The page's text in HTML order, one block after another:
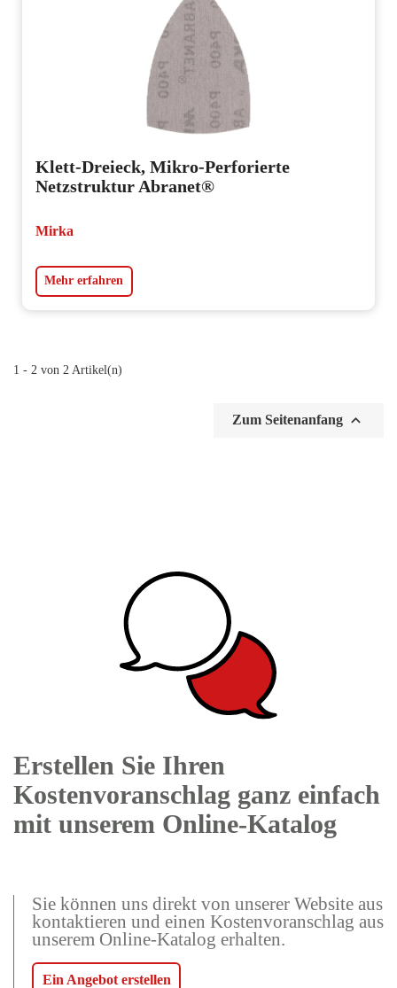
Klett-Dreieck, Mikro-Perforierte
Netzstruktur Abranet®
Mirka
Mehr erfahren
1 - 2 von 2 Artikel(n)
Zum Seitenanfang 
Erstellen Sie Ihren
Kostenvoranschlag ganz einfach
mit unserem Online-Katalog
Sie können uns direkt von unserer Website aus
kontaktieren und einen Kostenvoranschlag aus
unserem Online-Katalog erhalten.
Ein Angebot erstellen